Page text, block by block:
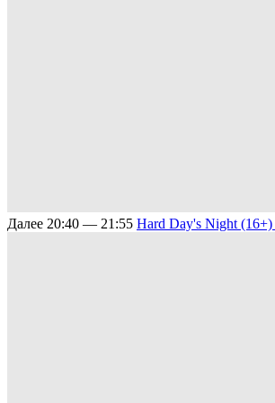
Далее 20:40 — 21:55 Hard Day's Night (16+)